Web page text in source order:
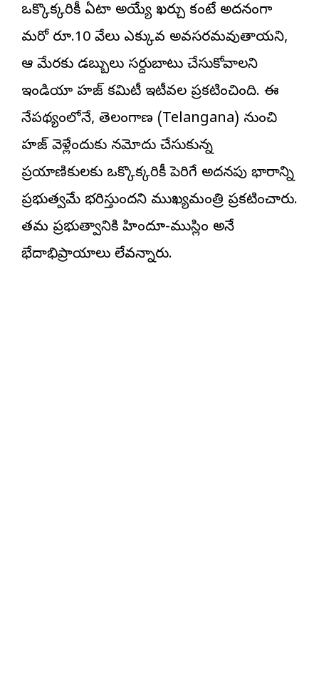
ఒక్కొక్కరికీ ఏటా అయ్యే ఖర్చు కంటే అదనంగా
మరో రూ.10 వేలు ఎక్కువ అవసరమవుతాయని,
ఆ మేరకు డబ్బులు సర్దుబాటు చేసుకోవాలని
ఇండియా హజ్ కమిటీ ఇటీవల ప్రకటించింది. ఈ
నేపథ్యంలోనే, తెలంగాణ (Telangana) నుంచి
హజ్ వెళ్లేందుకు నమోదు చేసుకున్న
ప్రయాణికులకు ఒక్కొక్కరికీ పెరిగే అదనపు భారాన్ని
ప్రభుత్వమే భరిస్తుందని ముఖ్యమంత్రి ప్రకటించారు.
తమ ప్రభుత్వానికి హిందూ-ముస్లిం అనే
భేదాభిప్రాయాలు లేవన్నారు.